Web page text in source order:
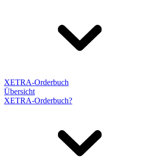
XETRA-Orderbuch
Übersicht
XETRA-Orderbuch?